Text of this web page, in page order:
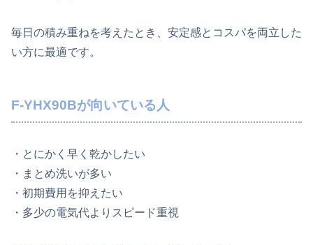
毎日の積み重ねを考えたとき、安定感とコスパを両立した
い方に最適です。
F‑YHX90Bが向いている人
・とにかく早く乾かしたい
・まとめ洗いが多い
・初期費用を抑えたい
・多少の電気代よりスピード重視